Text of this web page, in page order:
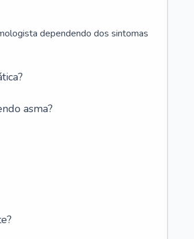
dependendo dos sintomas
asma?